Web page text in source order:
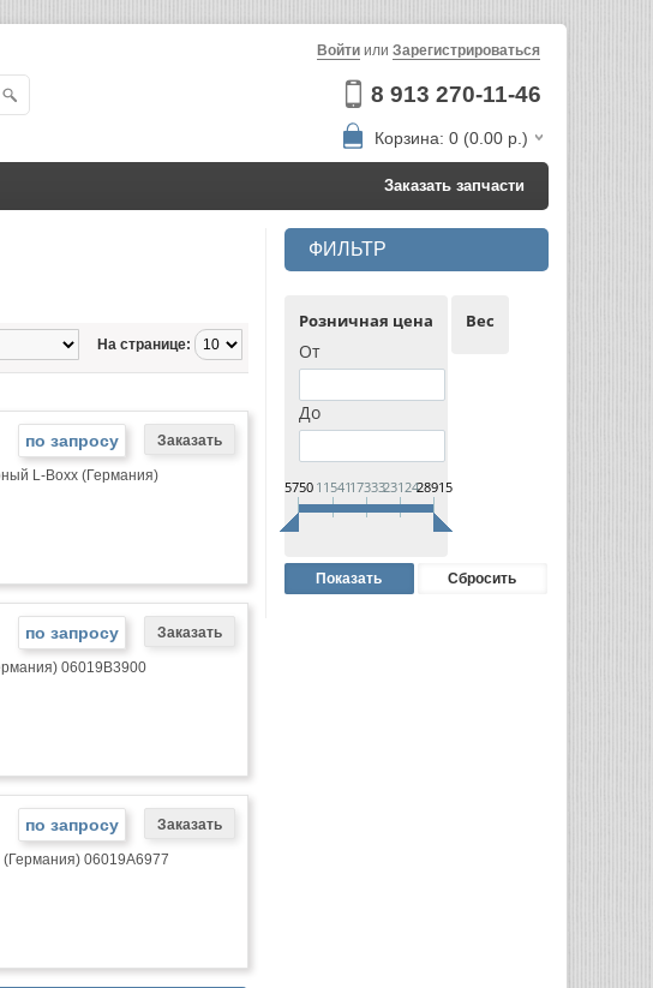
8 913 270-11-46
Войти или Зарегистрироваться
Корзина: 0 (0.00 р.)
Заказать запчасти
ФИЛЬТР
Розничная цена
От
До
5750 11541173332312428915
Вес
На странице:
по запросу
L-Boxx (Германия)
по запросу
06019B3900
по запросу
(Германия) 06019A6977